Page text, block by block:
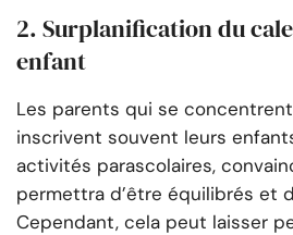
2. Surplanification du
enfant
Les parents qui se
inscrivent souvent leurs
activités parascolaires,
permettra d’être équilibrés et
Cependant, cela peut laisser